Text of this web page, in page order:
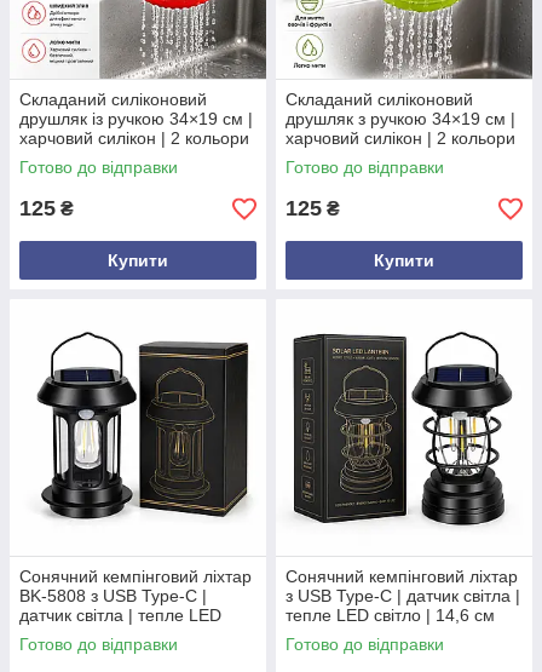
Складаний силіконовий
друшляк із ручкою 34×19 см |
харчовий силікон | 2 кольори
Червоний
Готово до відправки
125 ₴
Купити
Складаний силіконовий
друшляк з ручкою 34×19 см |
харчовий силікон | 2 кольори
Готово до відправки
125 ₴
Купити
Сонячний кемпінговий ліхтар
BK-5808 з USB Type-C |
датчик світла | тепле LED
світло | 14,6 см
Готово до відправки
Сонячний кемпінговий ліхтар
з USB Type-C | датчик світла |
тепле LED світло | 14,6 см
Готово до відправки